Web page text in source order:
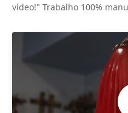
vídeo!" Trabalho 100%